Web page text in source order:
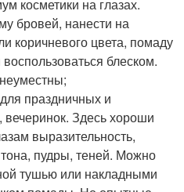
косметики на глазах.
бровей, нанести на
коричневого цвета, помаду
блеском.
праздничных и
Здесь хороши
выразительность,
пудры, теней. Можно
тушью или накладными